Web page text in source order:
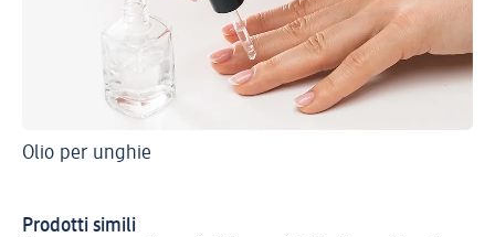
Olio per unghie
Prodotti simili